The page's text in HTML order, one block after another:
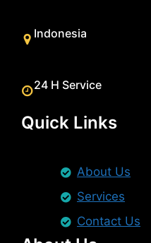
Indonesia
24 H Service
Quick Links
About Us
Services
Contact Us